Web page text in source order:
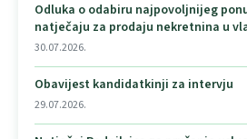
Odluka o odabiru najpovoljnijeg
natječaju za prodaju nekretnina u
30.07.2026.
Obavijest kandidatkinji za intervju
29.07.2026.